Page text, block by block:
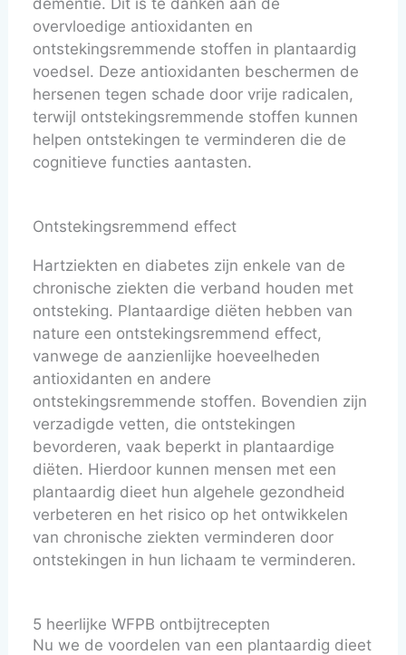
overvloedige antioxidanten en
ontstekingsremmende stoffen in plantaardig
voedsel. Deze antioxidanten beschermen de
hersenen tegen schade door vrije radicalen,
terwijl ontstekingsremmende stoffen kunnen
helpen ontstekingen te verminderen die de
cognitieve functies aantasten.
Ontstekingsremmend effect
Hartziekten en diabetes zijn enkele van de
chronische ziekten die verband houden met
ontsteking. Plantaardige diëten hebben van
nature een ontstekingsremmend effect,
vanwege de aanzienlijke hoeveelheden
antioxidanten en andere
ontstekingsremmende stoffen. Bovendien zijn
verzadigde vetten, die ontstekingen
bevorderen, vaak beperkt in plantaardige
diëten. Hierdoor kunnen mensen met een
plantaardig dieet hun algehele gezondheid
verbeteren en het risico op het ontwikkelen
van chronische ziekten verminderen door
ontstekingen in hun lichaam te verminderen.
5 heerlijke WFPB ontbijtrecepten
Nu we de voordelen van een plantaardig dieet